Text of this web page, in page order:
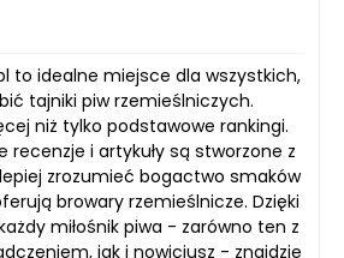
to idealne miejsce dla wszystkich,
tajniki piw rzemieślniczych.
niż tylko podstawowe rankingi.
recenzje i artykuły są stworzone z
zrozumieć bogactwo smaków
browary rzemieślnicze. Dzięki
miłośnik piwa - zarówno ten z
jak i nowicjusz - znajdzie